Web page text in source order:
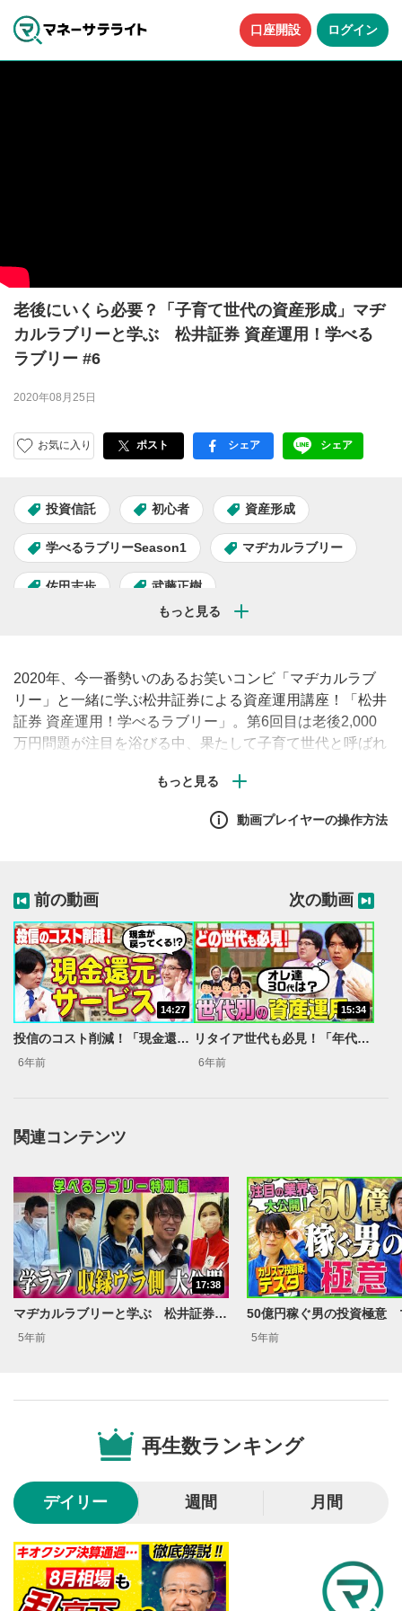
口座開設 ログイン
老後にいくら必要？「子育て世代の資産形成」マヂ
カルラブリーと学ぶ 松井証券 資産運用！学べる
ラブリー #6
2020年08月25日
お気に入り ポスト facebook
シェア LINE
シェア
投資信託 初心者 資産形成
学べるラブリーSeason1 マヂカルラブリー
佐田志歩 武藤正樹
2020年、今一番勢いのあるお笑いコンビ「マヂカルラブ
リー」と一緒に学ぶ松井証券による資産運用講座！「松井
証券 資産運用！学べるラブリー」。第6回目は老後2,000
万円問題が注目を浴びる中、果たして子育て世代と呼ばれ
券の「松井FP～将来シミュレーター～」を使って、マヂ
ラブの２人とともに将来の資産形成を学びます。今回も経
済アナリスト森永康平さんを講師に迎え、将来設計から必
見です！
動画プレイヤーの操作方法
1
動画再生エリア
一時停止します。
2
動画タイトル
動画タイトルが表示されます。クリックすると
YouTubeサイトに移動します。
後で見る
クリックするとYouTubeの「後で見る」の再生リスト
SNSやメールなどで動画を共有・シェアすることがで
スマートフォンで視聴の場合は動画再生エリア右上のメニュ
ー内にあります。
5
シークバー
再生位置を示しています。再生したい位置をクリック
するとその位置から動画が再生されます。
6 再生ボタン
前の動画
14:27
投信のコスト削減！「現金還元サービス」で超お得マヂカルラブリーと学ぶ 松井証券 資産運用！学べるラブリー #5
6年前
次の動画
15:34
リタイア世代も必見！「年代で変わる資産運用」マヂカルラブリーと学ぶ 松井証券 資産運用！学べるラブリー #7
6年前
関連コンテンツ
17:38
マヂカルラブリーと学ぶ 松井証券 資産運用！学べるラブリーSeason3 特別編～ウラ側ラブリー～
5年前 5年前
再生数ランキング
デイリー 週間 月間